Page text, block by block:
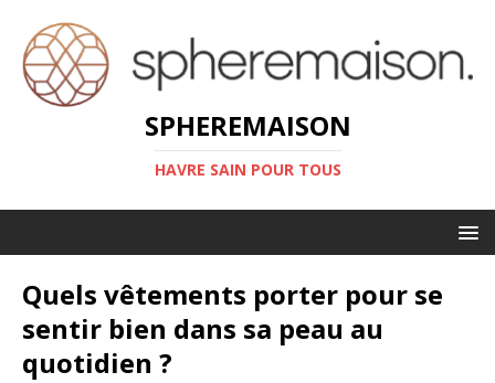
SPHEREMAISON
HAVRE SAIN POUR TOUS
Quels vêtements porter pour se
sentir bien dans sa peau au
quotidien ?